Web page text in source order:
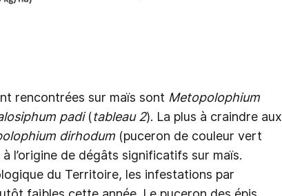
rencontrées sur maïs sont Metopolophium
padi(tableau 2). La plus à craindre aux
dirhodum(puceron de couleur vert
l’origine de dégâts significatifs sur maïs.
du Territoire, les infestations par